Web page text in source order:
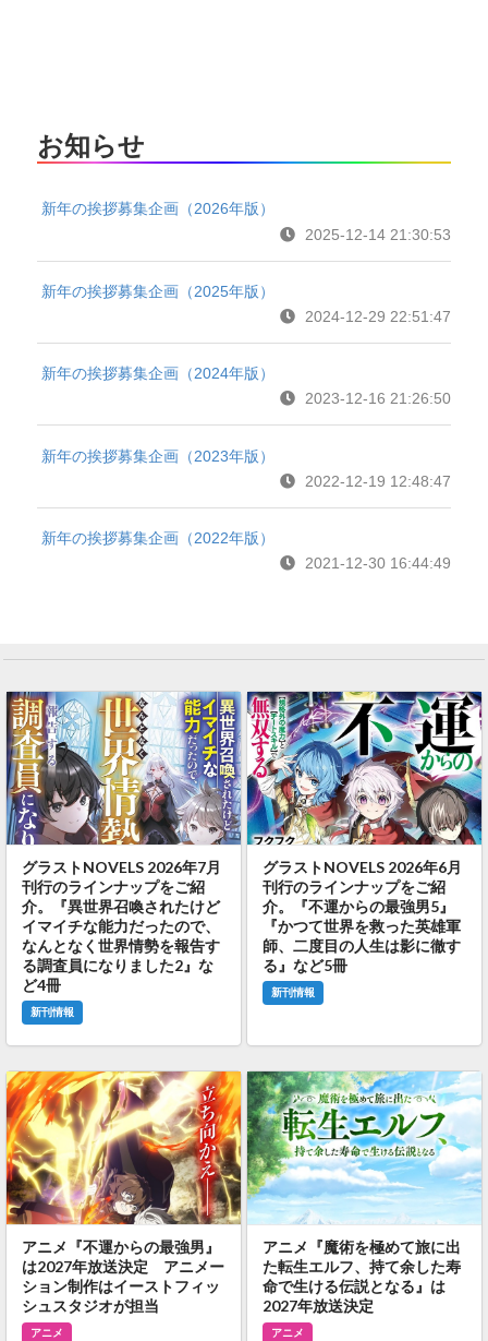
お知らせ
新年の挨拶募集企画（2026年版）
2025-12-14 21:30:53
新年の挨拶募集企画（2025年版）
2024-12-29 22:51:47
新年の挨拶募集企画（2024年版）
2023-12-16 21:26:50
新年の挨拶募集企画（2023年版）
2022-12-19 12:48:47
新年の挨拶募集企画（2022年版）
2021-12-30 16:44:49
グラストNOVELS 2026年7月
刊行のラインナップをご紹
介。『異世界召喚されたけど
イマイチな能力だったので、
なんとなく世界情勢を報告す
る調査員になりました2』な
ど4冊
新刊情報
グラストNOVELS 2026年6月
刊行のラインナップをご紹
介。『不運からの最強男5』
『かつて世界を救った英雄軍
師、二度目の人生は影に徹す
る』など5冊
新刊情報
アニメ『不運からの最強男』
は2027年放送決定 アニメー
ション制作はイーストフィッ
シュスタジオが担当
アニメ
アニメ『魔術を極めて旅に出
た転生エルフ、持て余した寿
命で生ける伝説となる』は
2027年放送決定
アニメ